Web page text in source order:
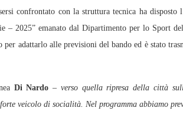
confrontato con la struttura tecnica ha
– 2025” emanato dal Dipartimento per lo Sport
per adattarlo alle previsioni del bando ed è stato
Di Nardo – verso quella ripresa della città
veicolo di socialità. Nel programma abbiamo